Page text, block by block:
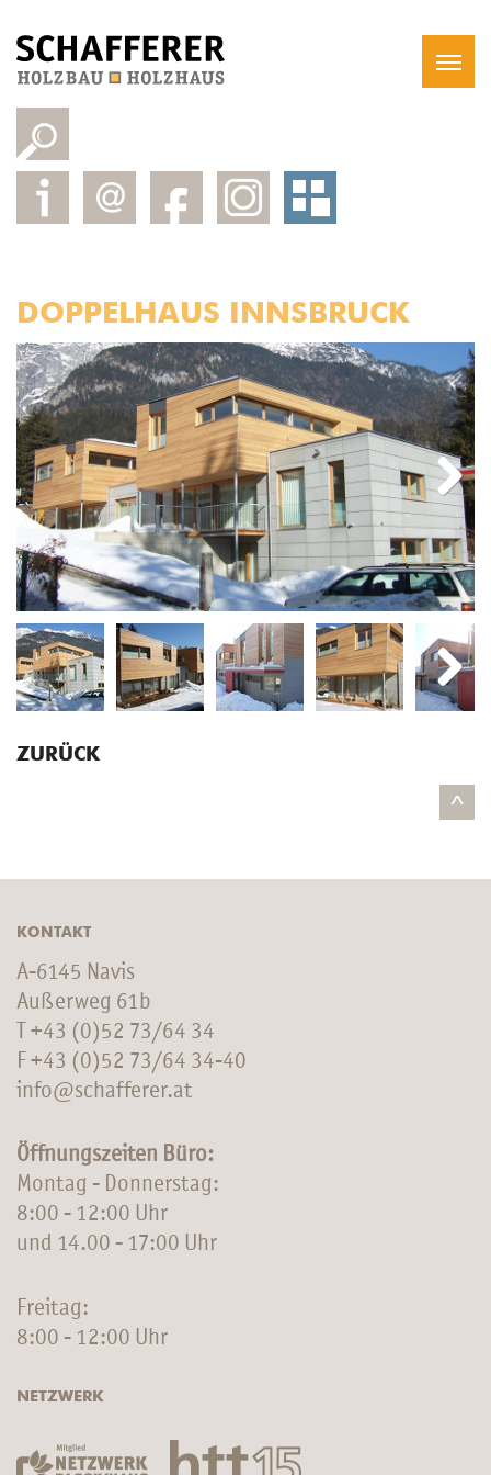
DOPPELHAUS INNSBRUCK
Next
Next
ZURÜCK
^
KONTAKT
A-6145 Navis
Außerweg 61b
+43 (0)52 73/64 34
F +43 (0)52 73/64 34-40
info@schafferer.at
Öffnungszeiten Büro:
Montag - Donnerstag:
8:00 - 12:00 Uhr
und 14.00 - 17:00 Uhr
Freitag:
8:00 - 12:00 Uhr
NETZWERK